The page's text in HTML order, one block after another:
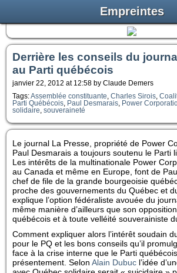
Empreintes
Derrière les conseils du
au Parti québécois
janvier 22, 2012 at 12:58 by Claude Demers
Tags:Assemblée constituante Charles Sirois
Parti Québécois
Paul Desmarais Power
solidaire souveraineté
Le journal La Presse, propriété de Power
Paul Desmarais a toujours soutenu le Parti
Les intérêts de la multinationale Power
au Canada et même en Europe, font de
chef de file de la grande bourgeoisie
proche des gouvernements du Québec et
explique l’option fédéraliste avouée du
même manière d’ailleurs que son
québécois et à toute velléité souverainiste
Comment expliquer alors l’intérêt soudain
pour le PQ et les bons conseils qu’il
face à la crise interne que le Parti
présentement. Selon Alain Dubuc l’idée